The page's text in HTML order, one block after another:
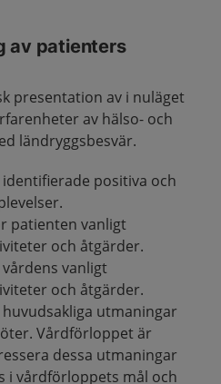
av patienters
presentation av i nuläget
av hälso- och
ländryggsbesvär.
positiva och
patienten vanligt
och åtgärder.
vanligt
och åtgärder.
utmaningar
Vårdförloppet är
dessa utmaningar
i vårdförloppets mål och